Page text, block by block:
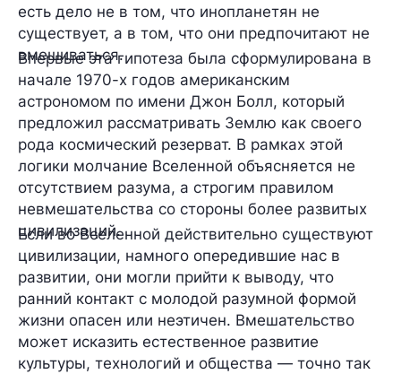
есть дело не в том, что инопланетян не
существует, а в том, что они предпочитают не
вмешиваться.
Впервые эта гипотеза была сформулирована в
начале 1970-х годов американским
астрономом по имени Джон Болл, который
предложил рассматривать Землю как своего
рода космический резерват. В рамках этой
логики молчание Вселенной объясняется не
отсутствием разума, а строгим правилом
невмешательства со стороны более развитых
цивилизаций.
Если во Вселенной действительно существуют
цивилизации, намного опередившие нас в
развитии, они могли прийти к выводу, что
ранний контакт с молодой разумной формой
жизни опасен или неэтичен. Вмешательство
может исказить естественное развитие
культуры, технологий и общества — точно так